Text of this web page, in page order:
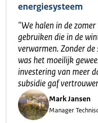
energiesysteem
"We halen in de
gebruiken die in de
verwarmen. Zonder
was het moeilijk
investering van meer
subsidie gaf
Mark Jansen
Manager